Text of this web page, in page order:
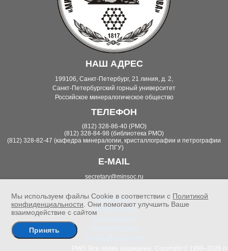
НАШ АДРЕС
199106, Санкт-Петербург, 21 линия, д. 2,
Санкт-Петербургский горный университет
Российское минералогическое общество
ТЕЛЕФОН
(812) 328-86-40 (РМО)
(812) 328-84-98 (библиотека РМО)
(812) 328-82-47 (кафедра минералогии, кристаллографии и петрографии
СПГУ)
E-MAIL
secretary@minsoc.ru
НОВОСТИ
ЗАПИСКИ РМО
Мы используем файлы Cookie в соответствии с Политикой
конфиденциальности . Они помогают улучшить Ваше
взаимодействие с сайтом
Принять